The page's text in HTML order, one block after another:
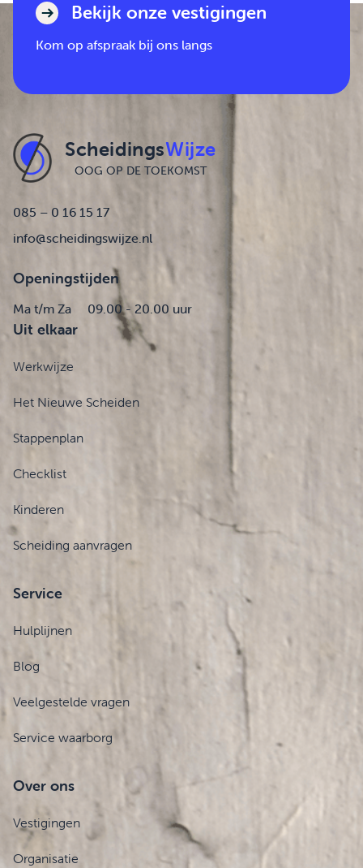
Bekijk onze vestigingen
Kom op afspraak bij ons langs
ScheidingsWijze
OOG OP DE TOEKOMST
085 – 0 16 15 17
info@scheidingswijze.nl
Openingstijden
Ma t/m Za 09.00 - 20.00 uur
Uit elkaar
Werkwijze
Het Nieuwe Scheiden
Stappenplan
Checklist
Kinderen
Scheiding aanvragen
Service
Hulplijnen
Blog
Veelgestelde vragen
Service waarborg
Over ons
Vestigingen
Organisatie